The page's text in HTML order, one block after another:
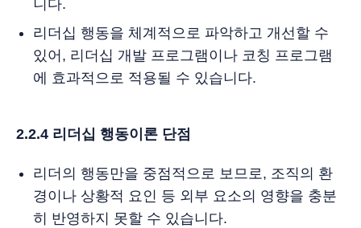
니다.
리더십 행동을 체계적으로 파악하고 개선할 수
있어, 리더십 개발 프로그램이나 코칭 프로그램
에 효과적으로 적용될 수 있습니다.
2.2.4 리더십 행동이론 단점
리더의 행동만을 중점적으로 보므로, 조직의 환
경이나 상황적 요인 등 외부 요소의 영향을 충분
히 반영하지 못할 수 있습니다.